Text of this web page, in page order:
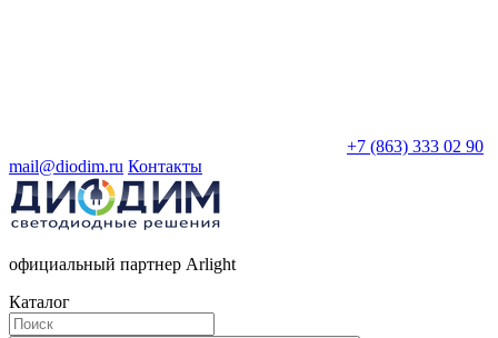
+7 (863) 333 02 90
mail@diodim.ru Контакты
официальный партнер Arlight
Каталог